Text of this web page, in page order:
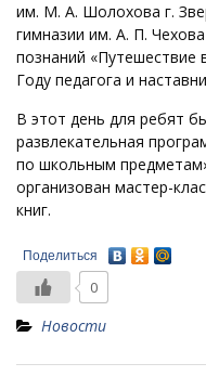
им. М. А. Шолохова г.
гимназии им. А. П.
познаний «Путешествие
Году педагога и
В этот день для ребят
развлекательная
по школьным
организован мастер-
книг.
Поделиться
0
Новости